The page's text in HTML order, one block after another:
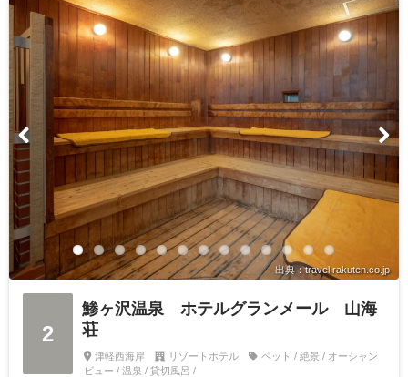
出典：travel.rakuten.co.jp
2
鯵ヶ沢温泉 ホテルグランメール 山海
荘
津軽西海岸 リゾートホテル
ペット / 絶景 / オーシャン
ビュー / 温泉 / 貸切風呂 /